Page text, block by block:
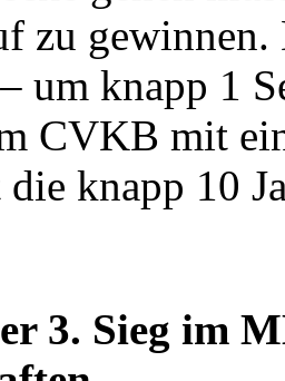
zu
um knapp 1
CVKB mit
knapp 10
3. Sieg im